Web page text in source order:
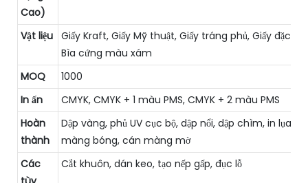
Cao)
Vật liệu Giấy Kraft, Giấy Mỹ thuật, Giấy tráng phủ, Giấy đặc
Bìa cứng màu xám
MOQ
1000
In ấn
CMYK, CMYK + 1 màu PMS, CMYK + 2 màu PMS
Hoàn
thành
Dập vàng, phủ UV cục bộ, dập nổi, dập chìm, in lụa,
màng bóng, cán màng mờ
Các
Cắt khuôn, dán keo, tạo nếp gấp, đục lỗ